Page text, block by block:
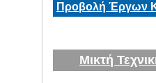
Προβολή Έργων
Μικτή